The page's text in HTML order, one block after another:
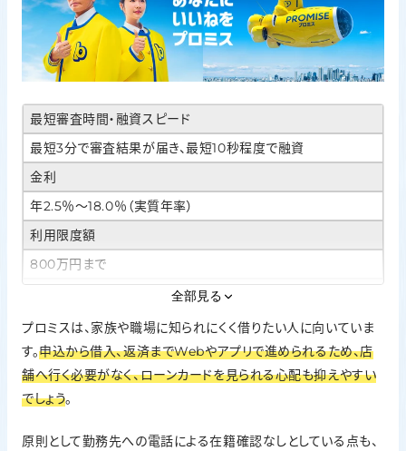
最短審査時間・融資スピード
最短3分で審査結果が届き、最短10秒程度で融資
金利
年2.5％〜18.0％（実質年率）
利用限度額
800万円まで
対応。申込・借入・返済までWeb／アプリで完結可能。郵送物
なし
在籍確認の方針
原則、勤務先への電話による在籍確認なし。審査結果により電
話が必要な場合も、同意なしでは実施しない
無利息期間
全部見る
プロミスは、家族や職場に知られにくく借りたい人に向いていま
す。申込から借入、返済までWebやアプリで進められるため、店
舗へ行く必要がなく、ローンカードを見られる心配も抑えやすい
でしょう。
原則として勤務先への電話による在籍確認なしとしている点も、